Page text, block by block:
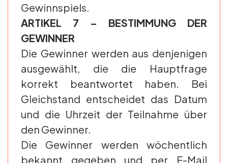
Gewinnspiels.
ARTIKEL 7 – BESTIMMUNG DER
GEWINNER
Die Gewinner werden aus denjenigen
ausgewählt, die die Hauptfrage
korrekt beantwortet haben. Bei
Gleichstand entscheidet das Datum
und die Uhrzeit der Teilnahme über
den Gewinner.
Die Gewinner werden wöchentlich
bekannt gegeben und per E-Mail